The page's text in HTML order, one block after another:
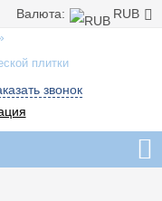
Валюта: RUB
плитки
звонок